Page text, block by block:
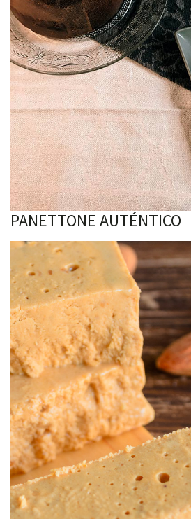
PANETTONE AUTÉNTICO